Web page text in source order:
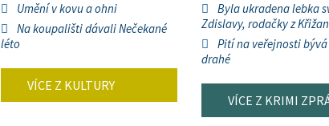
Umění v kovu a ohni
Na koupališti dávali Nečekané
léto
VÍCE Z KULTURY
Byla ukradena lebka
Zdislavy, rodačky z
Pití na veřejnosti
drahé
VÍCE Z KRIMI